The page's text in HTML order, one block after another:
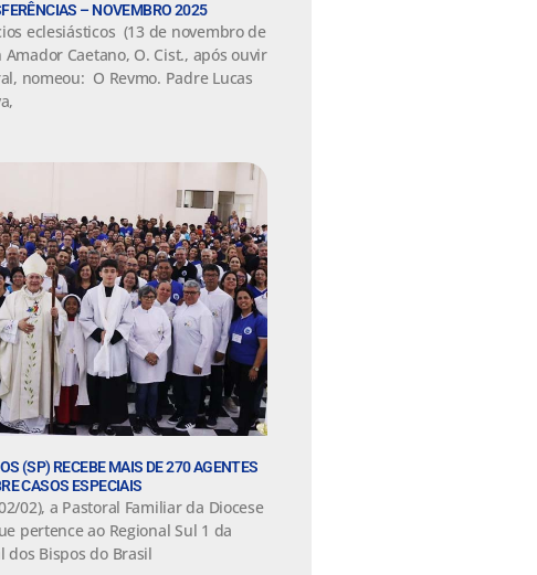
– NOVEMBRO 2025
eclesiásticos (13 de novembro de
Caetano, O. Cist., após ouvir
nomeou: O Revmo. Padre Lucas
(SP) RECEBE MAIS DE 270 AGENTES
CASOS ESPECIAIS
02), a Pastoral Familiar da Diocese
pertence ao Regional Sul 1 da
dos Bispos do Brasil